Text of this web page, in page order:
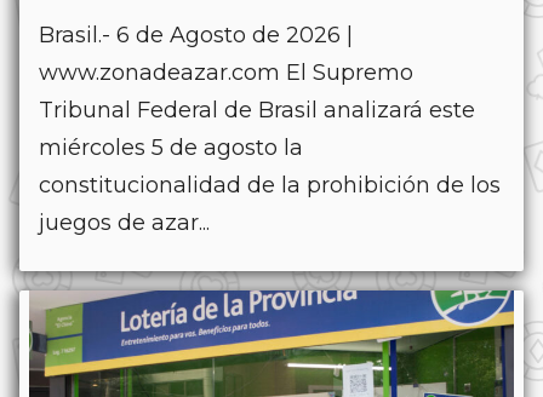
Brasil.- 6 de Agosto de 2026 |
www.zonadeazar.com El Supremo
Tribunal Federal de Brasil analizará este
miércoles 5 de agosto la
constitucionalidad de la prohibición de los
juegos de azar...